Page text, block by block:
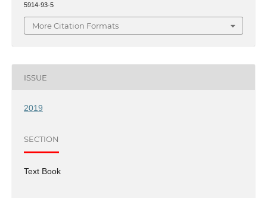
5914-93-5
More Citation Formats
ISSUE
2019
SECTION
Text Book